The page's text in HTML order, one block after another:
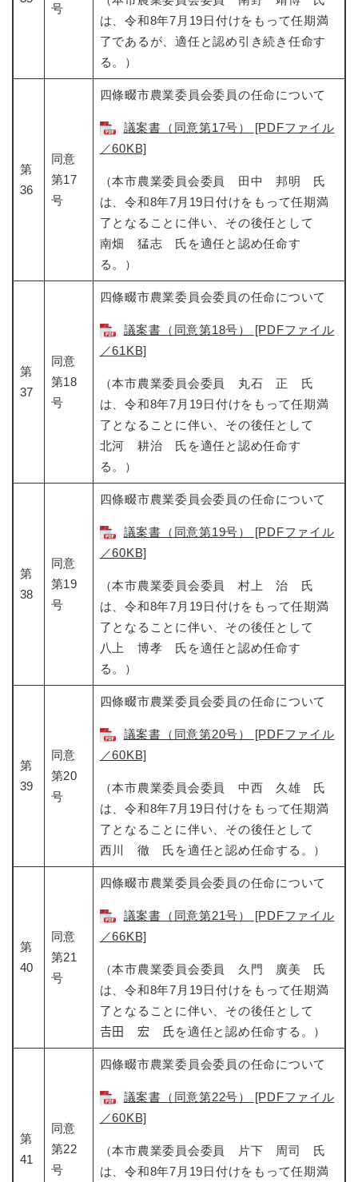
号
は、令和8年7月19日付けをもって任期満
了であるが、適任と認め引き続き任命す
る。）
第
36
同意
第17
号
四條畷市農業委員会委員の任命について​
議案書（同意第17号） [PDFファイル
／60KB]
（本市農業委員会委員 田中 邦明 氏
は、令和8年7月19日付けをもって任期満
了となることに伴い、その後任として
南畑 猛志 氏を適任と認め任命す
る。）
第
37
同意
第18
号
四條畷市農業委員会委員の任命について​
議案書（同意第18号） [PDFファイル
／61KB]
（本市農業委員会委員 丸石 正 氏
は、令和8年7月19日付けをもって任期満
了となることに伴い、その後任として
北河 耕治 氏を適任と認め任命す
る。）
第
38
同意
第19
号
四條畷市農業委員会委員の任命について​
議案書（同意第19号） [PDFファイル
／60KB]
（本市農業委員会委員 村上 治 氏
は、令和8年7月19日付けをもって任期満
了となることに伴い、その後任として
八上 博孝 氏を適任と認め任命す
る。）
第
39
同意
第20
号
四條畷市農業委員会委員の任命について​
議案書（同意第20号） [PDFファイル
／60KB]
（本市農業委員会委員 中西 久雄 氏
は、令和8年7月19日付けをもって任期満
了となることに伴い、その後任として
西川 徹 氏を適任と認め任命する。）
第
40
同意
第21
号
四條畷市農業委員会委員の任命について​
議案書（同意第21号） [PDFファイル
／66KB]
（本市農業委員会委員 久門 廣美 氏
は、令和8年7月19日付けをもって任期満
了となることに伴い、その後任として
𠮷田 宏 氏を適任と認め任命する。）
第
41
同意
第22
号
四條畷市農業委員会委員の任命について​
議案書（同意第22号） [PDFファイル
／60KB]
（本市農業委員会委員 片下 周司 氏
は、令和8年7月19日付けをもって任期満